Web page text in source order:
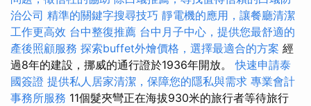
治公司 精準的關鍵字搜尋技巧 靜電機的應用，讓餐廳清潔
工作更高效 台中整復推薦 台中月子中心，提供您最舒適的
產後照顧服務 探索buffet外燴價格，選擇最適合的方案 經
過8年的建設，挪威的通行證於1936年開放。快速申請泰
國簽證 提供私人居家清潔，保障您的隱私與需求 專業會計
事務所服務 11個髮夾彎正在海拔930米的旅行者等待旅行